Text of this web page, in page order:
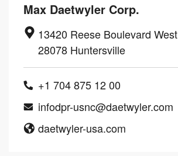
Max Daetwyler Corp.
13420 Reese Boulevard West
28078 Huntersville
+1 704 875 12 00
infodpr-usnc@daetwyler.com
daetwyler-usa.com